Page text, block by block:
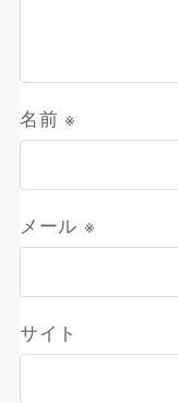
名前 ※
メール ※
サイト